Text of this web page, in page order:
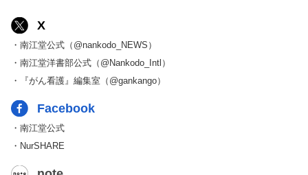
X
・南江堂公式（@nankodo_NEWS）
・南江堂洋書部公式（@Nankodo_Intl）
・『がん看護』編集室（@gankango）
Facebook
・南江堂公式
・NurSHARE